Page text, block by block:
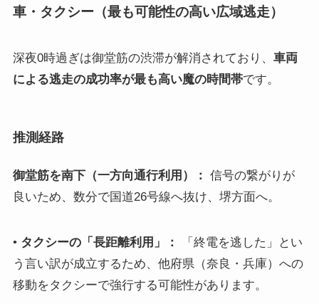
車・タクシー（最も可能性の高い広域逃走）
深夜0時過ぎは御堂筋の渋滞が解消されており、 車両
による逃走の成功率が最も高い魔の時間帯です。
推測経路
御堂筋を南下（一方向通行利用）： 信号の繋がりが
良いため、数分で国道26号線へ抜け、堺方面へ。
• タクシーの「長距離利用」：
「終電を逃した」とい
う言い訳が成立するため、他府県（奈良・兵庫）への
移動をタクシーで強行する可能性があります。